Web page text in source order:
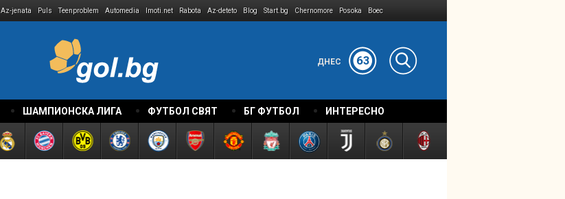
Az-jenata Puls Teenproblem Automedia Imoti.net Rabota Az-deteto Blog Start.bg Chernomore Posoka Boec
ДНЕС 63
ШАМПИОНСКА ЛИГА ФУТБОЛ СВЯТ БГ ФУТБОЛ ИНТЕРЕСНО